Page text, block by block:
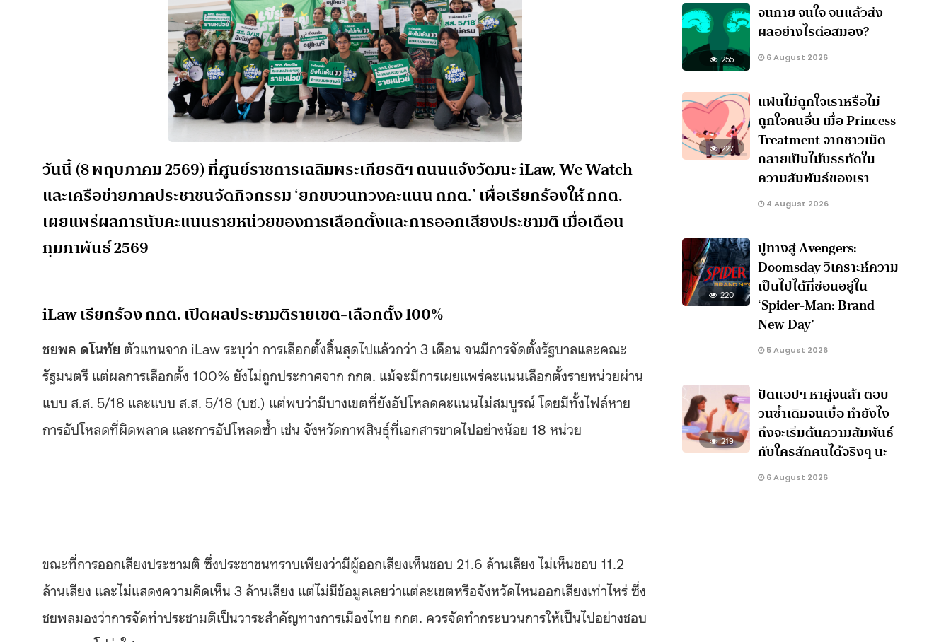
วันนี้ (8 พฤษภาคม 2569) ที่ศูนย์ราชการเฉลิมพระเกียรติฯ ถนนแจ้งวัฒนะ iLaw, We Watch
และเครือข่ายภาคประชาชนจัดกิจกรรม ‘ยกขบวนทวงคะแนน กกต.’ เพื่อเรียกร้องให้ กกต.
เผยแพร่ผลการนับคะแนนรายหน่วยของการเลือกตั้งและการออกเสียงประชามติ เมื่อเดือน
กุมภาพันธ์ 2569
iLaw เรียกร้อง กกต. เปิดผลประชามติรายเขต-เลือกตั้ง 100%
ชยพล ดโนทัย ตัวแทนจาก iLaw ระบุว่า การเลือกตั้งสิ้นสุดไปแล้วกว่า 3 เดือน จนมีการจัดตั้งรัฐบาลและคณะ
รัฐมนตรี แต่ผลการเลือกตั้ง 100% ยังไม่ถูกประกาศจาก กกต. แม้จะมีการเผยแพร่คะแนนเลือกตั้งรายหน่วยผ่าน
แบบ ส.ส. 5/18 และแบบ ส.ส. 5/18 (บช.) แต่พบว่ามีบางเขตที่ยังอัปโหลดคะแนนไม่สมบูรณ์ โดยมีทั้งไฟล์หาย
การอัปโหลดที่ผิดพลาด และการอัปโหลดซ้ำ เช่น จังหวัดกาฬสินธุ์ที่เอกสารขาดไปอย่างน้อย 18 หน่วย
ขณะที่การออกเสียงประชามติ ซึ่งประชาชนทราบเพียงว่ามีผู้ออกเสียงเห็นชอบ 21.6 ล้านเสียง ไม่เห็นชอบ 11.2
ล้านเสียง และไม่แสดงความคิดเห็น 3 ล้านเสียง แต่ไม่มีข้อมูลเลยว่าแต่ละเขตหรือจังหวัดไหนออกเสียงเท่าไหร่ ซึ่ง
ชยพลมองว่าการจัดทำประชามติเป็นวาระสำคัญทางการเมืองไทย กกต. ควรจัดทำกระบวนการให้เป็นไปอย่างชอบ
255
จนกาย จนใจ จนแล้วส่ง
ผลอย่างไรต่อสมอง?
6 August 2026
227
แฟนไม่ถูกใจเราหรือไม่
ถูกใจคนอื่น เมื่อ Princess
Treatment จากชาวเน็ต
กลายเป็นไม้บรรทัดใน
ความสัมพันธ์ของเรา
4 August 2026
220
ปูทางสู่ Avengers:
Doomsday วิเคราะห์ความ
เป็นไปได้ที่ซ่อนอยู่ใน
‘Spider-Man: Brand
New Day’
5 August 2026
219
ปัดแอปฯ หาคู่จนล้า ตอบ
วนซ้ำเดิมจนเบื่อ ทำยังไง
ถึงจะเริ่มต้นความสัมพันธ์
กับใครสักคนได้จริงๆ นะ
6 August 2026